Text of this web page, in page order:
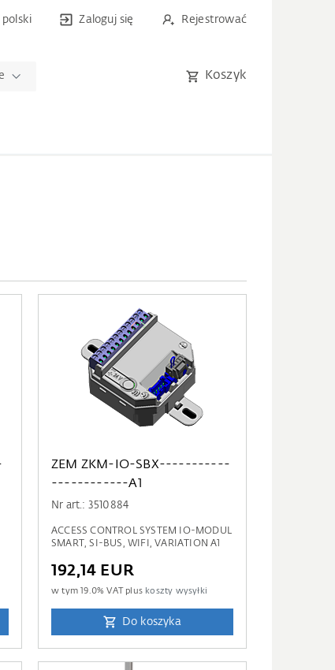
polski Zaloguj się Rejestrować
Koszyk
ZEM ZKM-IO-SBX-----------
------------A1
Nr art.: 3510884
ACCESS CONTROL SYSTEM IO-MODUL
SMART, SI-BUS, WIFI, VARIATION A1
192,14 EUR
w tym19.0% VAT plus koszty wysyłki
Do koszyka